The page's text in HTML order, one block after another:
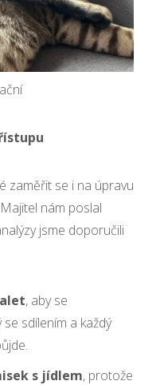
zaměřit se i na úpravu
nám poslal
jsme doporučili
, aby se
sdílením a každý
s jídlem, protože